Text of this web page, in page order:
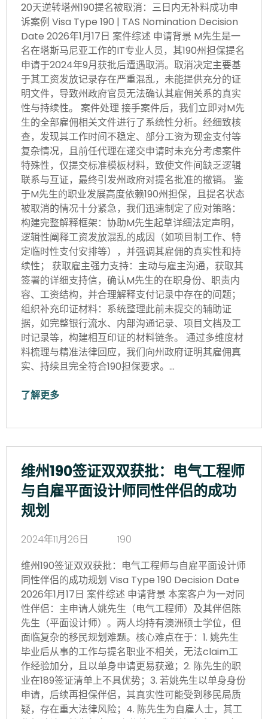
20天逆转塔州190提名被取消：三日内无补料成功申
诉案例 Visa Type 190 | TAS Nomination Decision
Date 2026年1月17日 案件综述 申请背景 M先生是一
名在塔斯马尼亚工作的IT专业人员，其190州担保提名
申请于2024年9月获批后遭遇取消。取消决定主要基
于其工资发放记录存在严重混乱，未能提供充分的证
明文件，导致州政府官员无法确认其雇佣关系的真实
性与持续性。 案件处理 接手案件后，我们立即对M先
生的全部雇佣相关文件进行了系统性分析。经细致核
查，发现其工作时间不稳定、部分工资为现金支付等
复杂情况，且前任代理在递交申请时未充分考虑案件
特殊性，仅提交标准模板材料，致使文件间缺乏逻辑
联系与互证，最终引发州政府对提名批准的撤销。 鉴
于M先生的职业发展高度依赖190州担保，且提名状态
被取消的情况十分紧急，我们迅速制定了应对策略：
构建完整解释框架：协助M先生起草详细法定声明，
逻辑性阐释工资发放混乱的成因（如项目制工作、特
定临时性支付安排等），并强调其雇佣的真实性和持
续性； 获取雇主强力支持：主动与雇主沟通，获取其
签署的详细支持信，确认M先生的在职身份、职责内
容、工资结构，并合理解释支付记录中存在的问题；
组织补充印证材料：系统整理此前未提交的辅助证
据，如完整银行流水、内部沟通记录、项目文档及工
时记录等，构建相互印证的材料链条。 通过多维度材
料梳理与精准法律回应，我们向州政府证明其雇佣真
实、持续且完全符合190担保要求。…
了解更多
维州190签证双双获批：电气工程师
与自雇平面设计师同性伴侣的成功
规划
2024年11月26日
190
维州190签证双双获批：电气工程师与自雇平面设计师
同性伴侣的成功规划 Visa Type 190 Decision Date
2026年1月17日 案件综述 申请背景 本案客户为一对同
性伴侣：主申请人姚先生（电气工程师）及其伴侣陈
先生（平面设计师）。两人均持有澳洲硕士学位，但
面临复杂的移民规划难题。核心难点在于：1. 姚先生
毕业后从事的工作与提名职业不相关，无法claim工
作经验加分，且以单身申请更易获邀；2. 陈先生的职
业在189签证清单上不具优势；3. 若姚先生以单身身份
申请，后续再担保伴侣，其真实性可能受到移民局质
疑，存在重大法律风险；4. 陈先生为自雇人士，其工